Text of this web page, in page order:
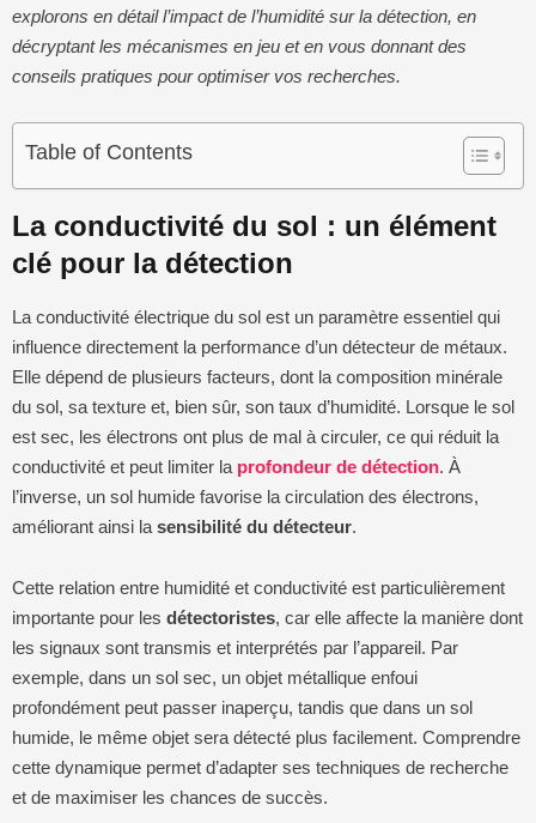
explorons en détail l’impact de l’humidité sur la détection, en
décryptant les mécanismes en jeu et en vous donnant des
conseils pratiques pour optimiser vos recherches.
Table of Contents
La conductivité du sol : un élément
clé pour la détection
La conductivité électrique du sol est un paramètre essentiel qui
influence directement la performance d’un détecteur de métaux.
Elle dépend de plusieurs facteurs, dont la composition minérale
du sol, sa texture et, bien sûr, son taux d’humidité. Lorsque le sol
est sec, les électrons ont plus de mal à circuler, ce qui réduit la
conductivité et peut limiter la profondeur de détection. À
l’inverse, un sol humide favorise la circulation des électrons,
améliorant ainsi la sensibilité du détecteur.
Cette relation entre humidité et conductivité est particulièrement
importante pour les détectoristes, car elle affecte la manière dont
les signaux sont transmis et interprétés par l’appareil. Par
exemple, dans un sol sec, un objet métallique enfoui
profondément peut passer inaperçu, tandis que dans un sol
humide, le même objet sera détecté plus facilement. Comprendre
cette dynamique permet d’adapter ses techniques de recherche
et de maximiser les chances de succès.